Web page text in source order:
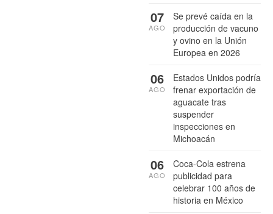
Se prevé caída en la
producción de vacuno
y ovino en la Unión
Europea en 2026
07
AGO
Estados Unidos podría
frenar exportación de
aguacate tras
suspender
inspecciones en
Michoacán
06
AGO
Coca-Cola estrena
publicidad para
celebrar 100 años de
historia en México
06
AGO